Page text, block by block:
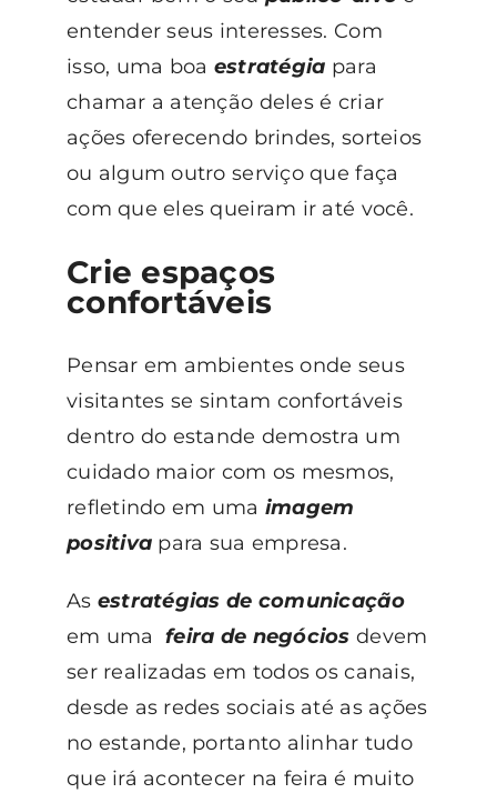
entender seus interesses. Com
isso, uma boa estratégia para
chamar a atenção deles é criar
ações oferecendo brindes, sorteios
ou algum outro serviço que faça
com que eles queiram ir até você.
Crie espaços
confortáveis
Pensar em ambientes onde seus
visitantes se sintam confortáveis
dentro do estande demostra um
cuidado maior com os mesmos,
refletindo em uma imagem
positiva para sua empresa.
As estratégias de comunicação
em uma feira de negóciosdevem
ser realizadas em todos os canais,
desde as redes sociais até as ações
no estande, portanto alinhar tudo
que irá acontecer na feira é muito